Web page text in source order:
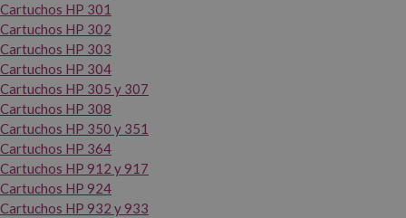
Cartuchos HP 301
Cartuchos HP 302
Cartuchos HP 303
Cartuchos HP 304
Cartuchos HP 305 y 307
Cartuchos HP 308
Cartuchos HP 350 y 351
Cartuchos HP 364
Cartuchos HP 912 y 917
Cartuchos HP 924
Cartuchos HP 932 y 933